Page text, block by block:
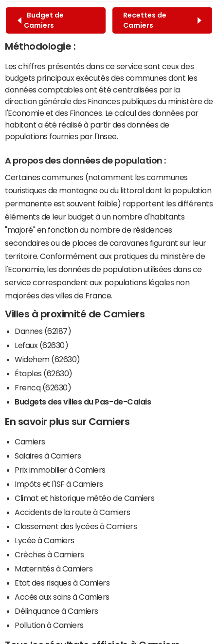
Budget de
Camiers
Recettes de
Camiers
Méthodologie :
Les chiffres présentés dans ce service sont ceux des
budgets principaux exécutés des communes dont les
données comptables ont été centralisées par la
direction générale des Finances publiques du ministère de
l'Economie et des Finances. Le calcul des données par
habitant a été réalisé à partir des données de
populations fournies par l'Insee.
A propos des données de population :
Certaines communes (notamment les communes
touristiques de montagne ou du littoral dont la population
permanente est souvent faible) rapportent les différents
éléments de leur budget à un nombre d'habitants
"majoré" en fonction du nombre de résidences
secondaires ou de places de caravanes figurant sur leur
territoire. Conformément aux pratiques du ministère de
l'Economie, les données de population utilisées dans ce
service correspondent aux populations légales non
majorées des villes de France.
Villes à proximité de Camiers
Dannes (62187)
Lefaux (62630)
Widehem (62630)
Étaples (62630)
Frencq (62630)
Budgets des villes du Pas-de-Calais
En savoir plus sur Camiers
Camiers
Salaires à Camiers
Prix immobilier à Camiers
Impôts et l'ISF à Camiers
Climat et historique météo de Camiers
Accidents de la route à Camiers
Classement des lycées à Camiers
Lycée à Camiers
Crèches à Camiers
Maternités à Camiers
Etat des risques à Camiers
Accès aux soins à Camiers
Délinquance à Camiers
Pollution à Camiers